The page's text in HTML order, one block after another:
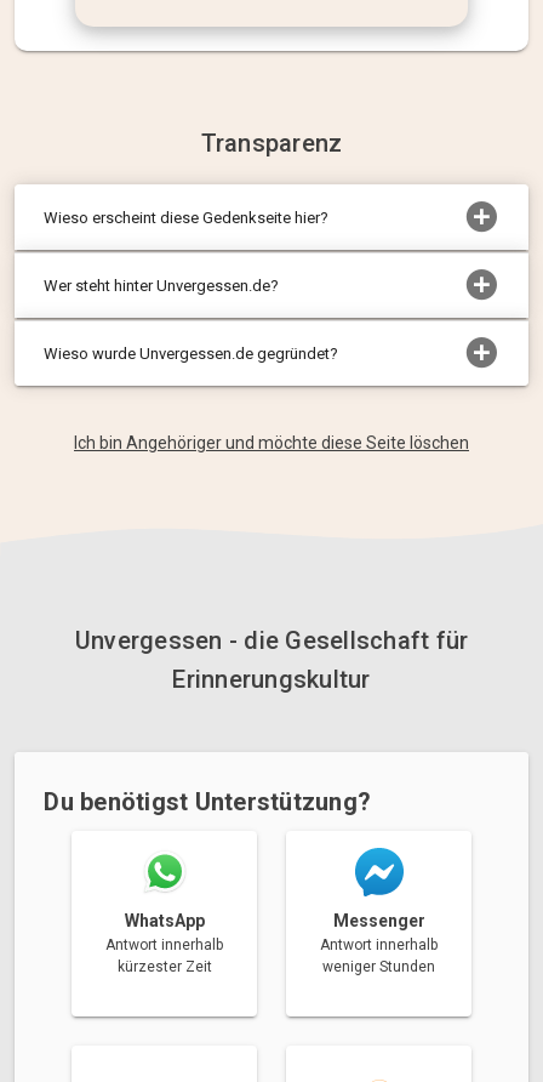
Transparenz
Wieso erscheint diese Gedenkseite hier?
Wer steht hinter Unvergessen.de?
Wieso wurde Unvergessen.de gegründet?
Ich bin Angehöriger und möchte diese Seite löschen
Unvergessen - die Gesellschaft für
Erinnerungskultur
Du benötigst Unterstützung?
WhatsApp
Antwort innerhalb
kürzester Zeit
Messenger
Antwort innerhalb
weniger Stunden